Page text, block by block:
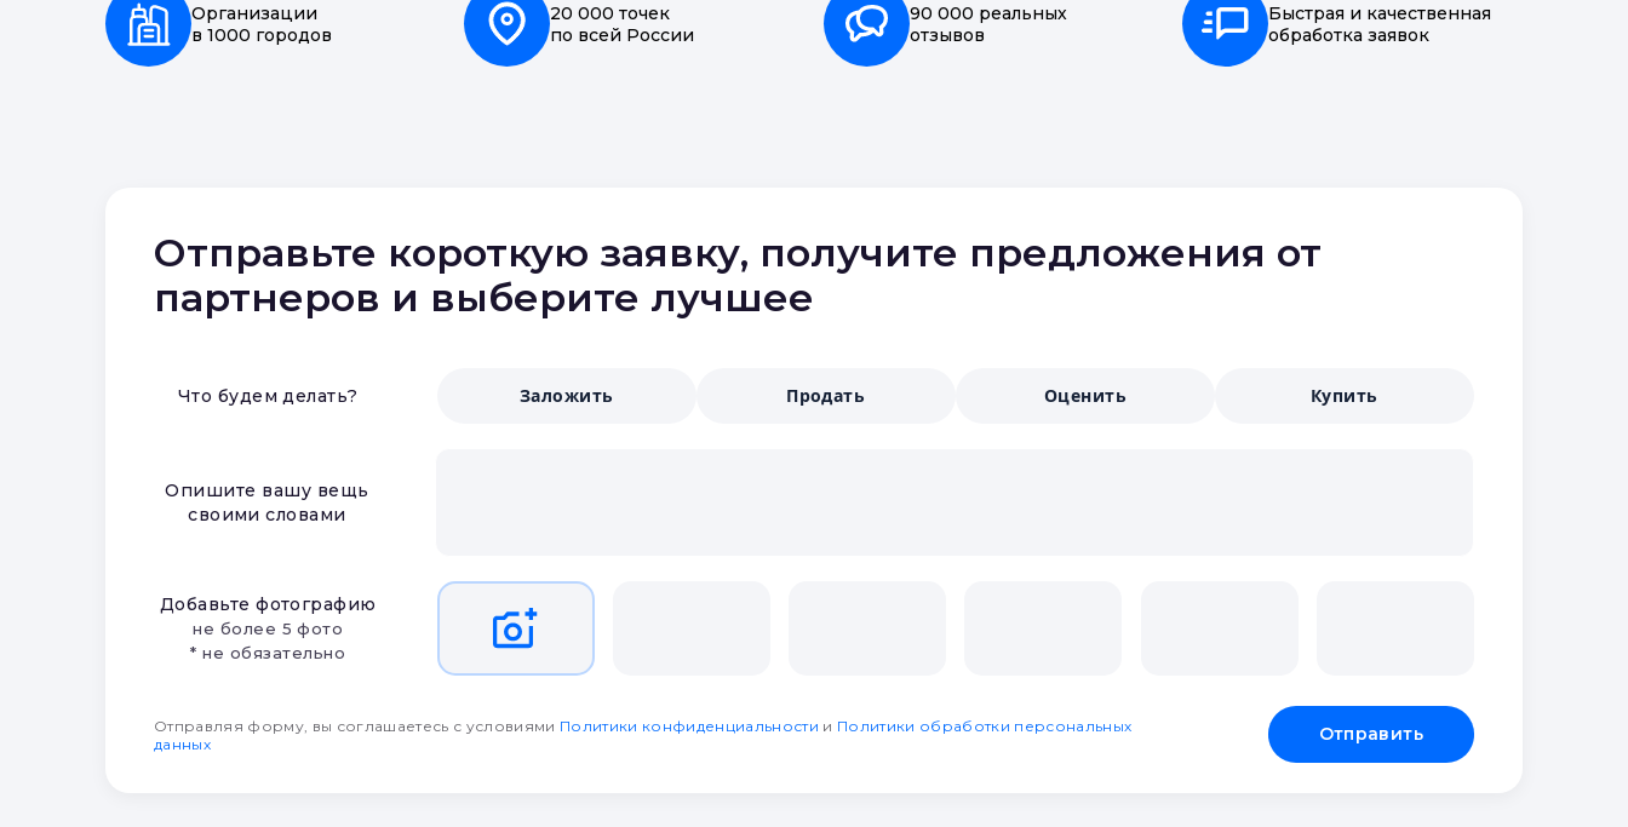
Организации
в 1000 городов
20 000 точек
по всей России
90 000 реальных
отзывов
Быстрая и качественная
обработка заявок
Отправьте короткую заявку, получите предложения от
партнеров и выберите лучшее
Что будем делать? Заложить Продать Оценить Купить
Опишите вашу вещь
своими словами
Добавьте фотографию
не более 5 фото
* не обязательно
Отправляя форму, вы соглашаетесь с условиями Политики конфиденциальности и Политики обработки персональных
данных
Отправить